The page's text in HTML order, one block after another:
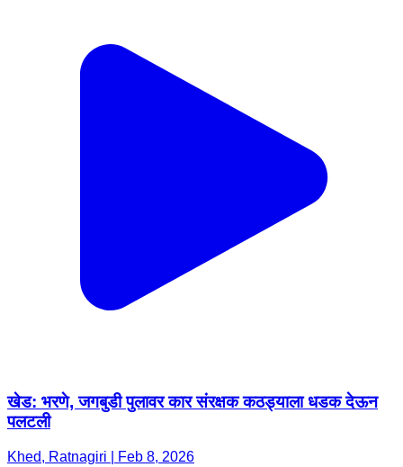
खेड: भरणे, जगबुडी पुलावर कार संरक्षक कठड्याला धडक देऊन
पलटली
Khed, Ratnagiri | Feb 8, 2026